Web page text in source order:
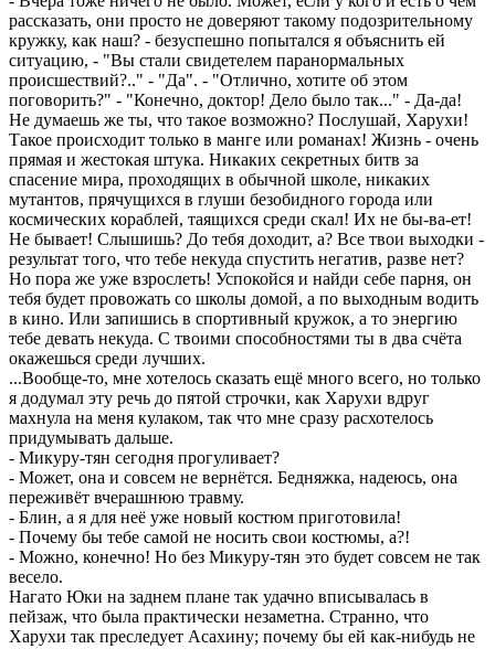
рассказать, они просто не доверяют такому подозрительному
кружку, как наш? - безуспешно попытался я объяснить ей
ситуацию, - "Вы стали свидетелем паранормальных
происшествий?.." - "Да". - "Отлично, хотите об этом
поговорить?" - "Конечно, доктор! Дело было так..." - Да-да!
Не думаешь же ты, что такое возможно? Послушай, Харухи!
Такое происходит только в манге или романах! Жизнь - очень
прямая и жестокая штука. Никаких секретных битв за
спасение мира, проходящих в обычной школе, никаких
мутантов, прячущихся в глуши безобидного города или
космических кораблей, таящихся среди скал! Их не бы-ва-ет!
Не бывает! Слышишь? До тебя доходит, а? Все твои выходки -
результат того, что тебе некуда спустить негатив, разве нет?
Но пора же уже взрослеть! Успокойся и найди себе парня, он
тебя будет провожать со школы домой, а по выходным водить
в кино. Или запишись в спортивный кружок, а то энергию
тебе девать некуда. С твоими способностями ты в два счёта
окажешься среди лучших.
...Вообще-то, мне хотелось сказать ещё много всего, но только
я додумал эту речь до пятой строчки, как Харухи вдруг
махнула на меня кулаком, так что мне сразу расхотелось
придумывать дальше.
- Микуру-тян сегодня прогуливает?
- Может, она и совсем не вернётся. Бедняжка, надеюсь, она
переживёт вчерашнюю травму.
- Блин, а я для неё уже новый костюм приготовила!
- Почему бы тебе самой не носить свои костюмы, а?!
- Можно, конечно! Но без Микуру-тян это будет совсем не так
весело.
Нагато Юки на заднем плане так удачно вписывалась в
пейзаж, что была практически незаметна. Странно, что
Харухи так преследует Асахину; почему бы ей как-нибудь не